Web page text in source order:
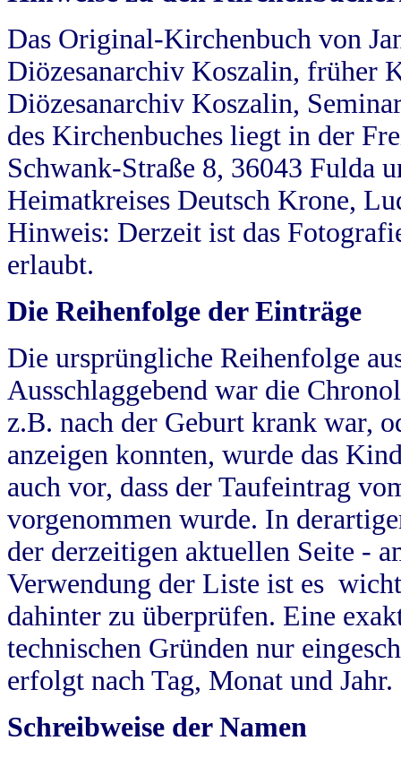
Das Original-Kirchenbuch von
Diözesanarchiv Koszalin, früher
Diözesanarchiv Koszalin,
des Kirchenbuches liegt in der
Schwank-Straße 8, 36043 Fulda
Heimatkreises Deutsch Krone,
Hinweis: Derzeit ist das
erlaubt.
Die Reihenfolge der Einträge
Die ursprüngliche Reihenfolge
Ausschlaggebend war die
z.B. nach der Geburt krank war,
anzeigen konnten, wurde das
auch vor, dass der Taufeintrag
vorgenommen wurde. In
der derzeitigen aktuellen Seite -
Verwendung der Liste ist es
dahinter zu überprüfen. Eine
technischen Gründen nur
erfolgt nach Tag, Monat und Jahr.
Schreibweise der Namen